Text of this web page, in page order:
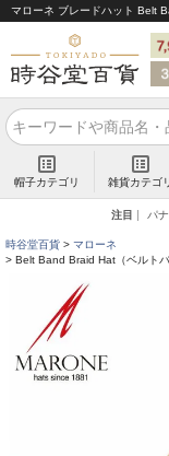
帽子カテゴリ 雑貨カテゴ
注目 パ
時谷堂百貨
マローネ
Belt Band Braid Hat（ベルト